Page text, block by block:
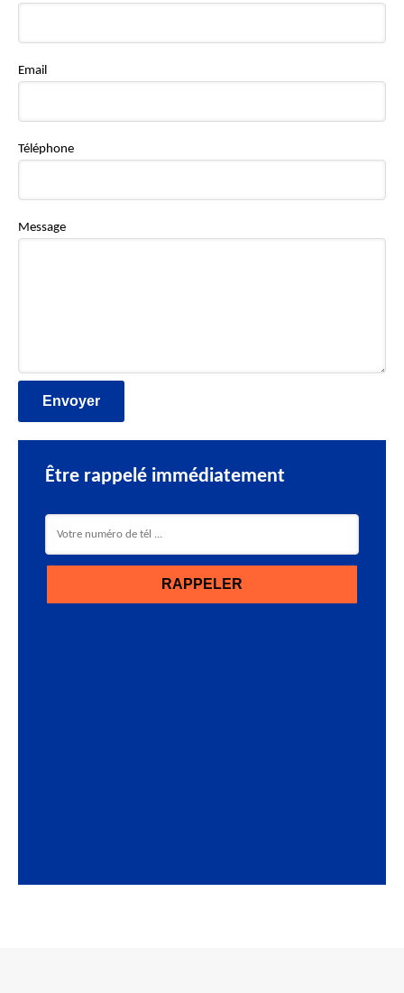
Email
Téléphone
Message
Être rappelé immédiatement